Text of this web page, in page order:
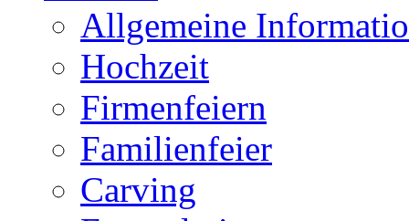
Allgemeine
Hochzeit
Firmenfeiern
Familienfeier
Carving